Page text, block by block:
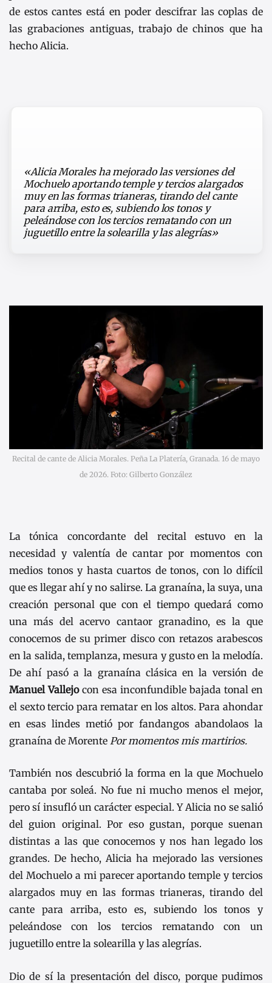
de estos cantes está en poder descifrar las coplas de
las grabaciones antiguas, trabajo de chinos que ha
hecho Alicia.
«Alicia Morales ha mejorado las versiones del
Mochuelo aportando temple y tercios alargados
muy en las formas trianeras, tirando del cante
para arriba, esto es, subiendo los tonos y
peleándose con los tercios rematando con un
juguetillo entre la solearilla y las alegrías»
Recital de cante de Alicia Morales. Peña La Platería, Granada. 16 de mayo
de 2026. Foto: Gilberto González
La tónica concordante del recital estuvo en la
necesidad y valentía de cantar por momentos con
medios tonos y hasta cuartos de tonos, con lo difícil
que es llegar ahí y no salirse. La granaína, la suya, una
creación personal que con el tiempo quedará como
una más del acervo cantaor granadino, es la que
conocemos de su primer disco con retazos arabescos
en la salida, templanza, mesura y gusto en la melodía.
De ahí pasó a la granaína clásica en la versión de
Manuel Vallejo con esa inconfundible bajada tonal en
el sexto tercio para rematar en los altos. Para ahondar
en esas lindes metió por fandangos abandolaos la
granaína de Morente Por momentos mis martirios.
También nos descubrió la forma en la que Mochuelo
cantaba por soleá. No fue ni mucho menos el mejor,
pero sí insufló un carácter especial. Y Alicia no se salió
del guion original. Por eso gustan, porque suenan
distintas a las que conocemos y nos han legado los
grandes. De hecho, Alicia ha mejorado las versiones
del Mochuelo a mi parecer aportando temple y tercios
alargados muy en las formas trianeras, tirando del
cante para arriba, esto es, subiendo los tonos y
peleándose con los tercios rematando con un
juguetillo entre la solearilla y las alegrías.
Dio de sí la presentación del disco, porque pudimos